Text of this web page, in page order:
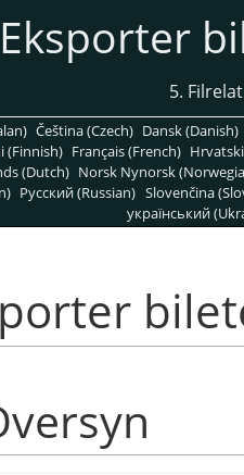
5.
Čeština (Czech) Dansk (Danish)
(Finnish) Français (French)
(Dutch) Norsk Nynorsk
Pусский (Russian) Slovenčina
український